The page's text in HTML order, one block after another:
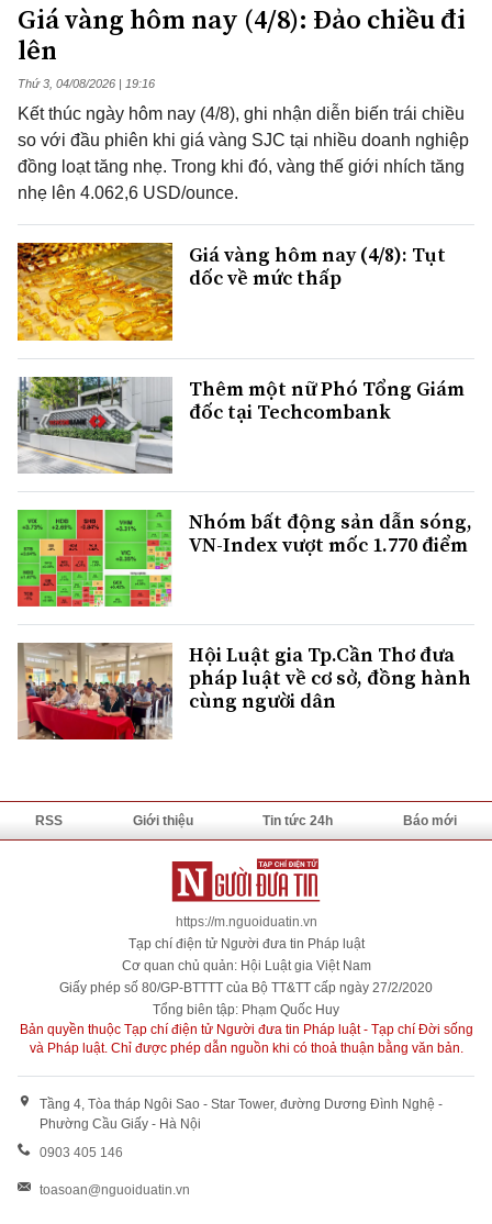
Giá vàng hôm nay (4/8): Đảo chiều đi
lên
Thứ 3, 04/08/2026 | 19:16
Kết thúc ngày hôm nay (4/8), ghi nhận diễn biến trái chiều
so với đầu phiên khi giá vàng SJC tại nhiều doanh nghiệp
đồng loạt tăng nhẹ. Trong khi đó, vàng thế giới nhích tăng
nhẹ lên 4.062,6 USD/ounce.
Giá vàng hôm nay (4/8): Tụt
dốc về mức thấp
Thêm một nữ Phó Tổng Giám
đốc tại Techcombank
Nhóm bất động sản dẫn sóng,
VN-Index vượt mốc 1.770 điểm
Hội Luật gia Tp.Cần Thơ đưa
pháp luật về cơ sở, đồng hành
cùng người dân
RSS Giới thiệu Tin tức 24h Báo mới
https://m.nguoiduatin.vn
Tạp chí điện tử Người đưa tin Pháp luật
Cơ quan chủ quản: Hội Luật gia Việt Nam
Giấy phép số 80/GP-BTTTT của Bộ TT&TT cấp ngày 27/2/2020
Tổng biên tập: Phạm Quốc Huy
Bản quyền thuộc Tạp chí điện tử Người đưa tin Pháp luật - Tạp chí Đời sống
và Pháp luật. Chỉ được phép dẫn nguồn khi có thoả thuận bằng văn bản.
Tầng 4, Tòa tháp Ngôi Sao - Star Tower, đường Dương Đình Nghệ -
Phường Cầu Giấy - Hà Nội
0903 405 146
toasoan@nguoiduatin.vn